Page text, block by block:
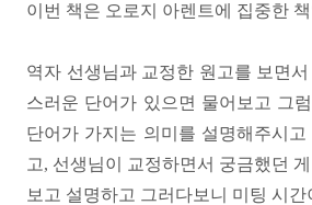
이번 책은 오로지 아렌트에 집중한
역자 선생님과 교정한 원고를 보면
스러운 단어가 있으면 물어보고 그
단어가 가지는 의미를 설명해주시
고, 선생님이 교정하면서 궁금했던
보고 설명하고 그러다보니 미팅 시